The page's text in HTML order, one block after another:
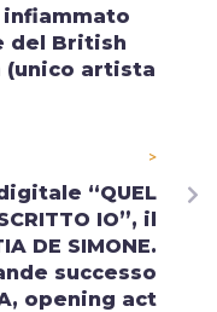
infiammato
del British
(unico artista
>
“QUEL
IO”, il
DE SIMONE.
successo
opening act